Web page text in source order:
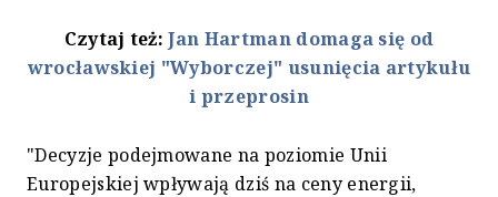
Czytaj też:Jan Hartman domaga się od
wrocławskiej "Wyborczej" usunięcia artykułu
i przeprosin
"Decyzje podejmowane na poziomie Unii
Europejskiej wpływają dziś na ceny energii,